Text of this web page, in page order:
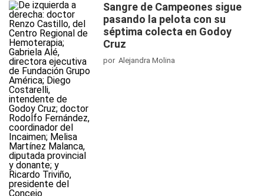
Sangre de Campeones sigue
pasando la pelota con su
séptima colecta en Godoy
Cruz
por Alejandra Molina